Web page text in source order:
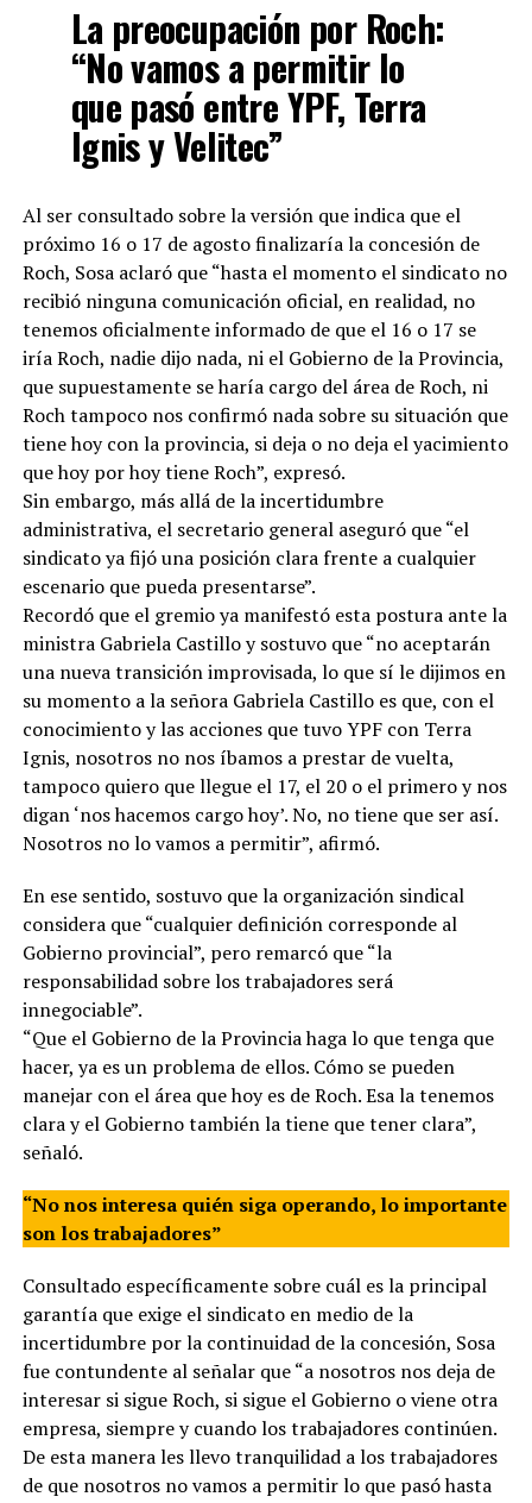
La preocupación por Roch:
“No vamos a permitir lo
que pasó entre YPF, Terra
Ignis y Velitec”
Al ser consultado sobre la versión que indica que el
próximo 16 o 17 de agosto finalizaría la concesión de
Roch, Sosa aclaró que “hasta el momento el sindicato no
recibió ninguna comunicación oficial, en realidad, no
tenemos oficialmente informado de que el 16 o 17 se
iría Roch, nadie dijo nada, ni el Gobierno de la Provincia,
que supuestamente se haría cargo del área de Roch, ni
Roch tampoco nos confirmó nada sobre su situación que
tiene hoy con la provincia, si deja o no deja el yacimiento
que hoy por hoy tiene Roch”, expresó.
Sin embargo, más allá de la incertidumbre
administrativa, el secretario general aseguró que “el
sindicato ya fijó una posición clara frente a cualquier
escenario que pueda presentarse”.
Recordó que el gremio ya manifestó esta postura ante la
ministra Gabriela Castillo y sostuvo que “no aceptarán
una nueva transición improvisada, lo que sí le dijimos en
su momento a la señora Gabriela Castillo es que, con el
conocimiento y las acciones que tuvo YPF con Terra
Ignis, nosotros no nos íbamos a prestar de vuelta,
tampoco quiero que llegue el 17, el 20 o el primero y nos
digan ‘nos hacemos cargo hoy’. No, no tiene que ser así.
Nosotros no lo vamos a permitir”, afirmó.
En ese sentido, sostuvo que la organización sindical
considera que “cualquier definición corresponde al
Gobierno provincial”, pero remarcó que “la
responsabilidad sobre los trabajadores será
innegociable”.
“Que el Gobierno de la Provincia haga lo que tenga que
hacer, ya es un problema de ellos. Cómo se pueden
manejar con el área que hoy es de Roch. Esa la tenemos
clara y el Gobierno también la tiene que tener clara”,
señaló.
“No nos interesa quién siga operando, lo importante
son los trabajadores”
Consultado específicamente sobre cuál es la principal
garantía que exige el sindicato en medio de la
incertidumbre por la continuidad de la concesión, Sosa
fue contundente al señalar que “a nosotros nos deja de
interesar si sigue Roch, si sigue el Gobierno o viene otra
empresa, siempre y cuando los trabajadores continúen.
De esta manera les llevo tranquilidad a los trabajadores
de que nosotros no vamos a permitir lo que pasó hasta